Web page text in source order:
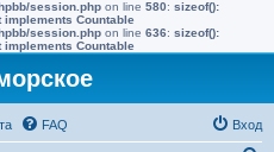
session.php on line 580: sizeof():
Countable
session.php on line 636: sizeof():
Countable
FAQ Вход